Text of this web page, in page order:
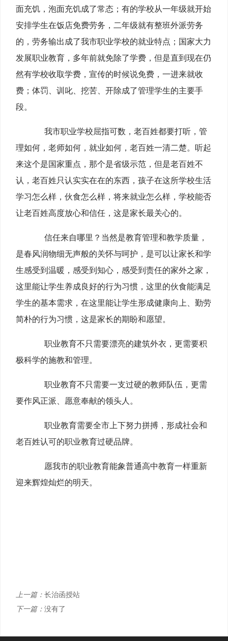
面充饥，泡面充饥成了常态；有的学校从一年级就开始
安排学生在饭店免费劳务，二年级就有整班外派劳务
的，劳务输出成了我市职业学校的就业特点；国家大力
发展职业教育，多年前就免除了学费，但是直到现在仍
然有学校收取学费，宣传的时候说免费，一进来就收
费；体罚、训叱、挖苦、开除成了管理学生的主要手
段。
我市职业学校屈指可数，老百姓都要打听，管
理如何，老师如何，就业如何，老百姓一清二楚。听起
来这个是国家重点，那个是省级示范，但是老百姓不
认，老百姓只认实实在在的东西，孩子在这所学校生活
学习怎么样，伙食怎么样，将来就业怎么样，学校能否
让老百姓高度放心和信任，这是家长最关心的。
信任来自哪里？当然是教育管理和教学质量，
是春风润物细无声般的关怀与呵护，是可以让家长和学
生感受到温暖，感受到知心，感受到责任的家外之家，
这里能让学生养成良好的行为习惯，这里的伙食能满足
学生的基本需求，在这里能让学生形成健康向上、勤劳
简朴的行为习惯，这是家长的期盼和愿望。
职业教育不只需要漂亮的建筑外衣，更需要积
极科学的施教和管理。
职业教育不只需要一支过硬的教师队伍，更需
要作风正派、愿意奉献的领头人。
职业教育需要全市上下努力拼搏，形成社会和
老百姓认可的职业教育过硬品牌。
愿我市的职业教育能象普通高中教育一样重新
迎来辉煌灿烂的明天。
上一篇： 长治函授站
下一篇： 没有了